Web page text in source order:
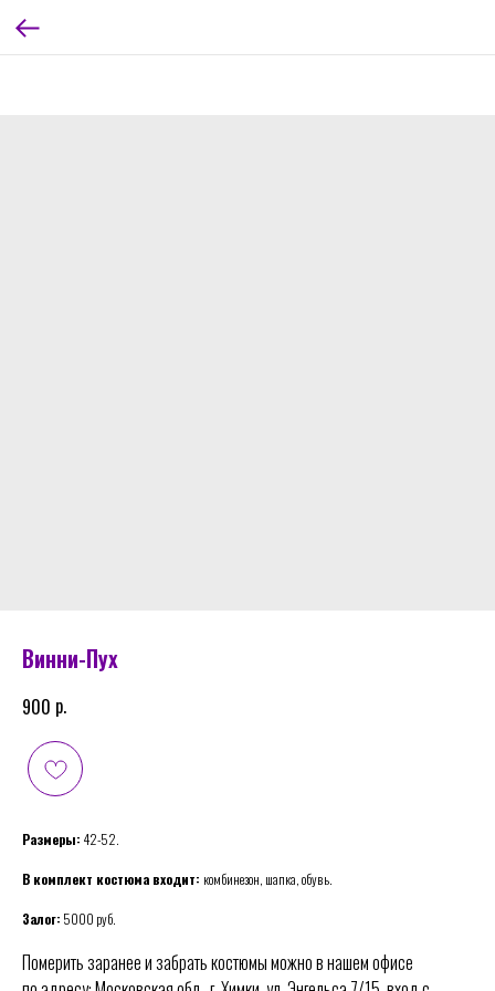
Винни-Пух
900 р.
Размеры: 42-52.
В комплект костюма входит: комбинезон, шапка, обувь.
Залог: 5000 руб.
Померить заранее и забрать костюмы можно в нашем офисе